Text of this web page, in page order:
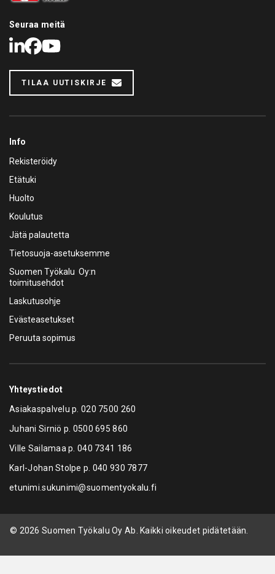
Seuraa meitä
LinkedIn
Facebook
Youtube
TILAA UUTISKIRJE
Info
Rekisteröidy
Etätuki
Huolto
Koulutus
Jätä palautetta
Tietosuoja-asetuksemme
Suomen Työkalu Oy:n
toimitusehdot
Laskutusohje
Evästeasetukset
Peruuta sopimus
Yhteystiedot
Asiakaspalvelu p.020 7500 260
Juhani Sirniö p. 0500 695 860
Ville Sailamaa p.040 7341 186
Karl-Johan Stolpe p. 040 930 7877
etunimi.sukunimi@suomentyokalu.fi
© 2026 Suomen Työkalu Oy Ab. Kaikki oikeudet pidätetään.